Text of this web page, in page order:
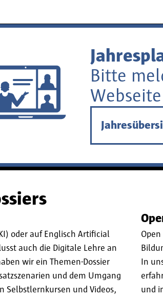
Bitte
oder auf Englisch Artificial
auch die Digitale Lehre an
wir ein Themen-Dossier
und dem Umgang
Selbstlernkursen und Videos,
In
und